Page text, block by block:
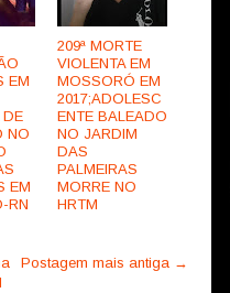
EM
DE
NO
EM
RN
209ª MORTE
VIOLENTA EM
MOSSORÓ EM
2017;ADOLESC
ENTE BALEADO
NO JARDIM
DAS
PALMEIRAS
MORRE NO
HRTM
Postagem mais antiga →